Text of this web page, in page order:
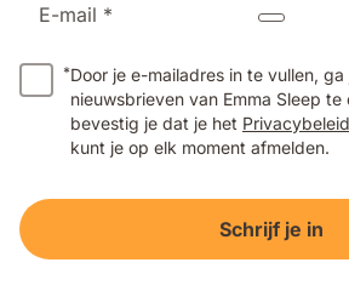
E-mail *
*Door je e-mailadres in te vullen,
nieuwsbrieven van Emma Sleep
bevestig je dat je het Privacybeleid
kunt je op elk moment afmelden.
Schrijf je in